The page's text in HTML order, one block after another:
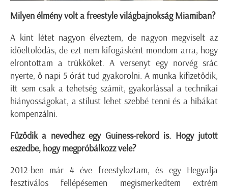
Milyen élmény volt a freestyle világbajnokság Miamiban?
A kint létet nagyon élveztem, de nagyon megviselt az
időeltolódás, de ezt nem kifogásként mondom arra, hogy
elrontottam a trükköket. A versenyt egy norvég srác
nyerte, ő napi 5 órát tud gyakorolni. A munka kifizetődik,
itt sem csak a tehetség számít, gyakorlással a technikai
hiányosságokat, a stílust lehet szebbé tenni és a hibákat
kompenzálni.
Fűződik a nevedhez egy Guiness-rekord is. Hogy jutott
eszedbe, hogy megpróbálkozz vele?
2012-ben már 4 éve freestyloztam, és egy Hegyalja
fesztiválos fellépésemen megismerkedtem extrém